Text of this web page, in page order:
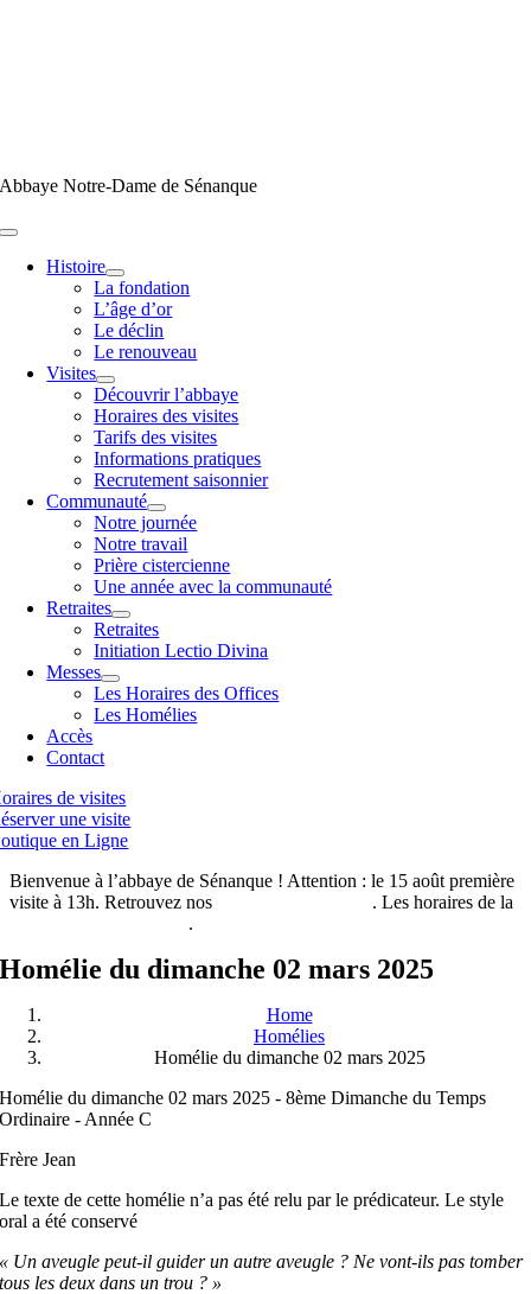
Abbaye Notre-Dame de Sénanque
Toggle
NavigationHistoire
La fondation
L’âge d’or
Le déclin
Le renouveau
Visites
Découvrir l’abbaye
Horaires des visites
Tarifs des visites
Informations pratiques
Recrutement saisonnier
Communauté
Notre journée
Notre travail
Prière cistercienne
Une année avec la communauté
Retraites
Retraites
Initiation Lectio Divina
Messes
Les Horaires des Offices
Les Homélies
Accès
Contact
de visites
une visite
en Ligne
Bienvenue à l’abbaye de Sénanque ! Attention : le 15 août première
visite à 13h. Retrouvez nos
. Les horaires de la
.
Homélie du dimanche 02 mars 2025
Home
Homélies
Homélie du dimanche 02 mars 2025
Homélie du dimanche 02 mars 2025 - 8ème Dimanche du Temps
Ordinaire - Année C
Frère Jean
Le texte de cette homélie n’a pas été relu par le prédicateur. Le style
oral a été conservé
« Un aveugle peut-il guider un autre aveugle ? Ne vont-ils pas tomber
tous les deux dans un trou ? »